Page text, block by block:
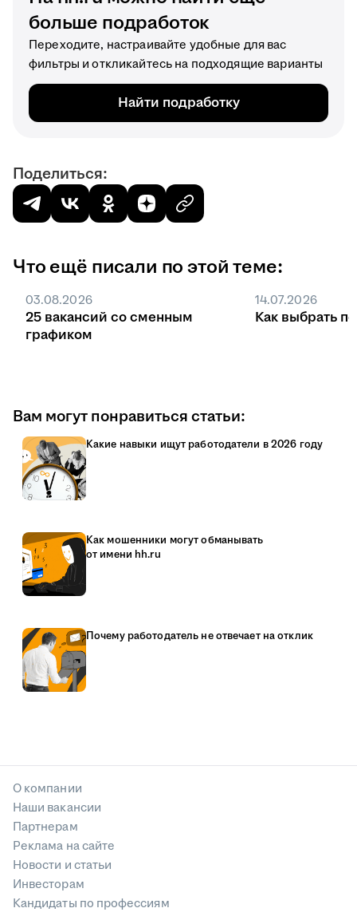
больше подработок
Переходите, настраивайте удобные для вас
фильтры и откликайтесь на подходящие варианты
Найти подработку
Поделиться:
Что ещё писали по этой теме:
03.08.2026
25 вакансий со сменным
графиком
14.07.2026
Как выбрать
Вам могут понравиться статьи:
Какие навыки ищут работодатели в 2026 году
Как мошенники могут обманывать
от имени hh.ru
Почему работодатель не отвечает на отклик
О компании
Наши вакансии
Партнерам
Реклама на сайте
Новости и статьи
Инвесторам
Кандидаты по профессиям